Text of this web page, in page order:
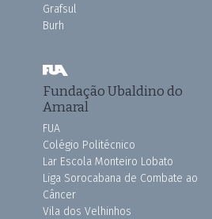
Grafsul
Burh
Fundação Ubaldino do
Amaral
FUA
Colégio Politécnico
Lar Escola Monteiro Lobato
Liga Sorocabana de Combate ao
Câncer
Vila dos Velhinhos